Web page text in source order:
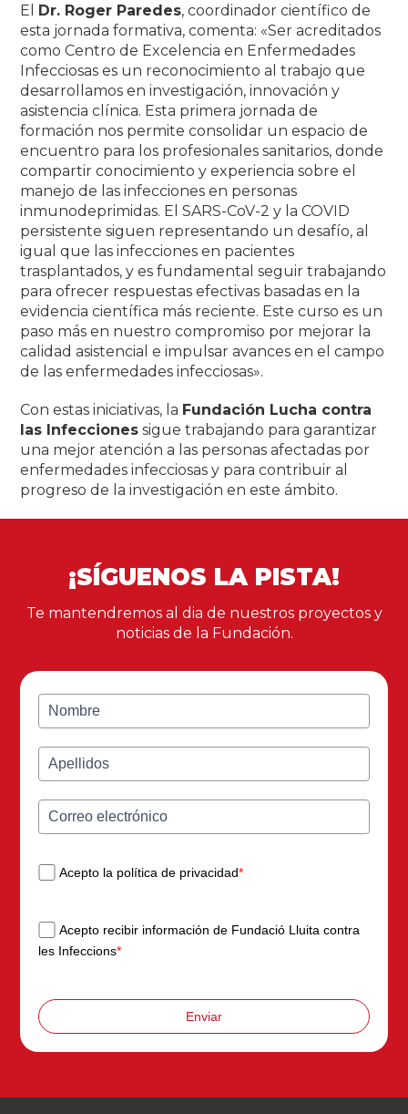
El Dr. Roger Paredes, coordinador científico de
esta jornada formativa, comenta: «Ser acreditados
como Centro de Excelencia en Enfermedades
Infecciosas es un reconocimiento al trabajo que
desarrollamos en investigación, innovación y
asistencia clínica. Esta primera jornada de
formación nos permite consolidar un espacio de
encuentro para los profesionales sanitarios, donde
compartir conocimiento y experiencia sobre el
manejo de las infecciones en personas
inmunodeprimidas. El SARS-CoV-2 y la COVID
persistente siguen representando un desafío, al
igual que las infecciones en pacientes
trasplantados, y es fundamental seguir trabajando
para ofrecer respuestas efectivas basadas en la
evidencia científica más reciente. Este curso es un
paso más en nuestro compromiso por mejorar la
calidad asistencial e impulsar avances en el campo
de las enfermedades infecciosas».
Con estas iniciativas, la Fundación Lucha contra
las Infecciones sigue trabajando para garantizar
una mejor atención a las personas afectadas por
enfermedades infecciosas y para contribuir al
progreso de la investigación en este ámbito.
¡SÍGUENOS LA PISTA!
Te mantendremos al dia de nuestros proyectos y
noticias de la Fundación.
Acepto la política de privacidad*
Acepto recibir información de Fundació Lluita contra
les Infeccions*
Enviar